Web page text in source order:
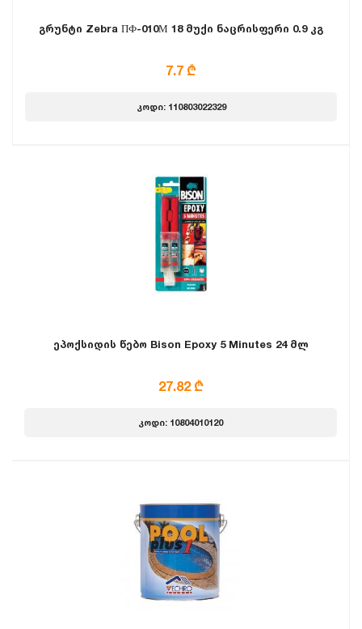
გრუნტი Zebra ПФ-010М 18 მუქი ნაცრისფერი 0.9 კგ
7.7 ₾
კოდი: 110803022329
ეპოქსიდის წებო Bison Epoxy 5 Minutes 24 მლ
27.82 ₾
კოდი: 10804010120